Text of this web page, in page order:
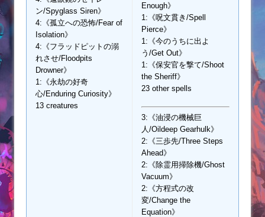
ン/Spyglass Siren》
4:《孤立への恐怖/Fear of
Isolation》
4:《フラッドピットの溺
れさせ/Floodpits
Drowner》
1:《永劫の好奇
心/Enduring Curiosity》
13 creatures
Enough》
1:《呪文貫き/Spell
Pierce》
1:《今のうちに出よ
う/Get Out》
1:《保安官を撃て/Shoot
the Sheriff》
23 other spells
3:《油浸の機械巨
人/Oildeep Gearhulk》
2:《三歩先/Three Steps
Ahead》
2:《除霊用掃除機/Ghost
Vacuum》
2:《方程式の改
変/Change the
Equation》